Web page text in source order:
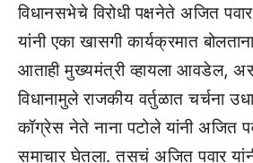
विधानसभेचे विरोधी पक्षनेते अजित
यांनी एका खासगी कार्यक्रमात
आताही मुख्यमंत्री व्हायला आवडेल,
विधानामुले राजकीय वर्तुळात चर्चना
कॉग्रेस नेते नाना पटोले यांनी अजित
समाचार घेतला. तसचं अजित पवार